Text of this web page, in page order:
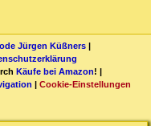
Jürgen Küßners |
Käufe bei Amazon! |
| Cookie-Einstellungen